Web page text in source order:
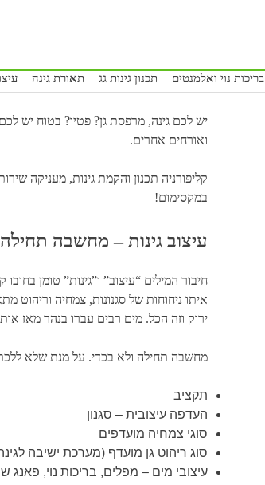
תאורת גינה תכנון גינות גג בריכות נוי ואלמנטים
יש לכם גינה, מרפסת גן? פטיו? בטוח יש
ואורחים אחרים.
קליפורניה תכנון והקמת גינות, מעניקה
במקסימום!
עיצוב גינות – מחשבה תחילה
חיבור המילים “עיצוב” ו”גינות” טומן
איתו ניחוחות של סגנונות, צמחיה
ירוק וזה הכל. מים רבים עברו בנהר מאז
מחשבה תחילה ולא בכדי. על מנת שלא ללכת
תקציב
העדפה עיצובית – סגנון
סוגי צמחיה מועדפים
סוג ריהוט גן מועדף (מערכת ישיבה
עיצובי מים – מפלים, בריכות נוי, פאנג